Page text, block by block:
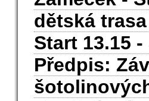
dětská
Start 13.15
Předpis: